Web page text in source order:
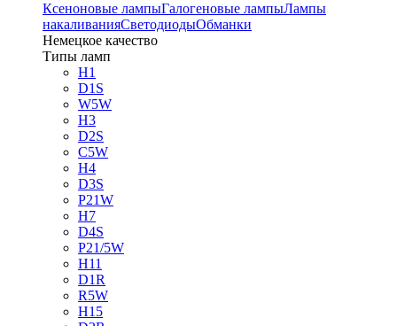
Ксеноновые лампыГалогеновые лампыЛампы
накаливанияСветодиодыОбманки
Немецкое качество
Типы ламп
H1
D1S
W5W
H3
D2S
C5W
H4
D3S
P21W
H7
D4S
P21/5W
H11
D1R
R5W
H15